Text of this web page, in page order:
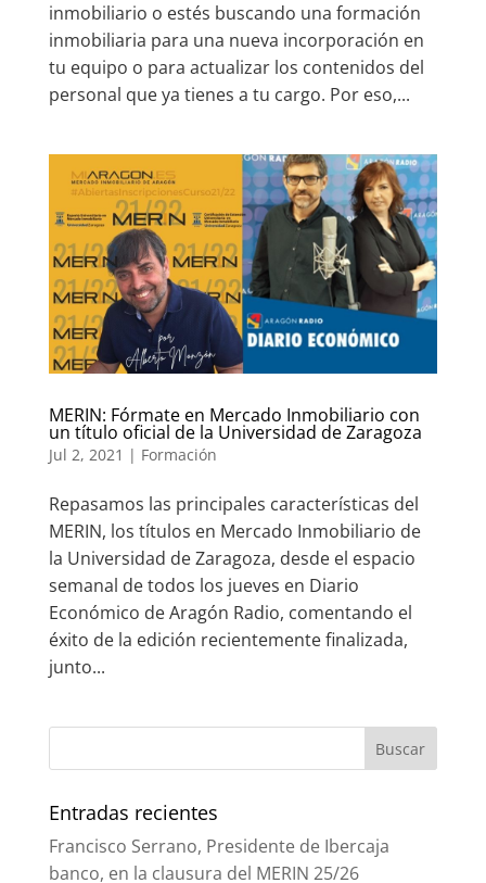
inmobiliario o estés buscando una formación
inmobiliaria para una nueva incorporación en
tu equipo o para actualizar los contenidos del
personal que ya tienes a tu cargo. Por eso,...
MERIN: Fórmate en Mercado Inmobiliario con
un título oficial de la Universidad de Zaragoza
Jul 2, 2021 | Formación
Repasamos las principales características del
MERIN, los títulos en Mercado Inmobiliario de
la Universidad de Zaragoza, desde el espacio
semanal de todos los jueves en Diario
Económico de Aragón Radio, comentando el
éxito de la edición recientemente finalizada,
junto...
Entradas recientes
Francisco Serrano, Presidente de Ibercaja
banco, en la clausura del MERIN 25/26